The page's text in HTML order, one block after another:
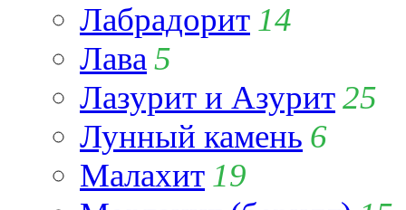
Лабрадорит 14
Лава 5
Лазурит и Азурит25
Лунный камень 6
Малахит 19